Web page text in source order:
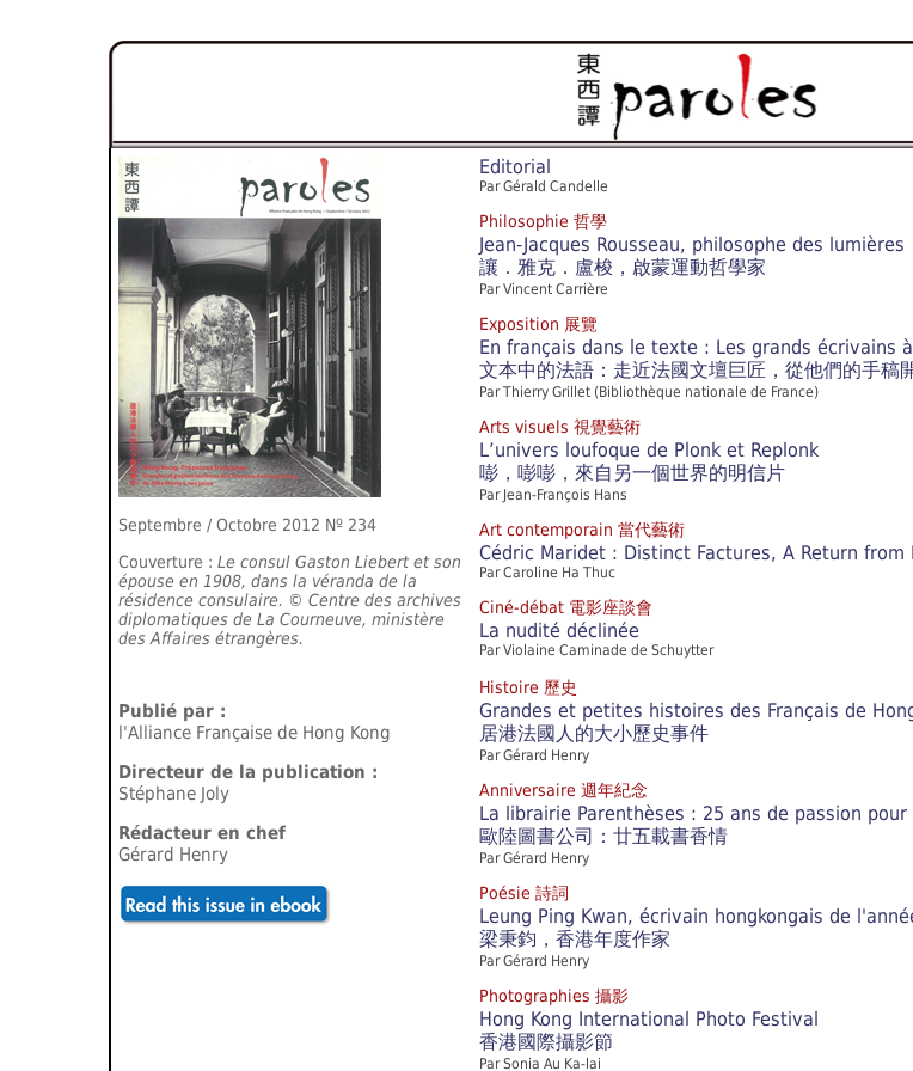
Septembre / Octobre 2012 Nº 234
Couverture : Le consul Gaston Liebert et son
épouse en 1908, dans la véranda de la
résidence consulaire. © Centre des archives
diplomatiques de La Courneuve, ministère
des Affaires étrangères.
Publié par :
l'Alliance Française de Hong Kong
Directeur de la publication :
Stéphane Joly
Rédacteur en chef
Gérard Henry
Editorial
Par Gérald Candelle
Philosophie 哲學
Jean-Jacques Rousseau, philosophe des lumières
讓．雅克．盧梭，啟蒙運動哲學家
Par Vincent Carrière
Exposition 展覽
En français dans le texte : Les grands écrivains
文本中的法語：走近法國文壇巨匠，從他們的手稿
Par Thierry Grillet (Bibliothèque nationale de France)
Arts visuels 視覺藝術
L’univers loufoque de Plonk et Replonk
嘭，嘭嘭，來自另一個世界的明信片
Par Jean-François Hans
Art contemporain 當代藝術
Cédric Maridet : Distinct Factures, A Return from
Par Caroline Ha Thuc
Ciné-débat 電影座談會
La nudité déclinée
Par Violaine Caminade de Schuytter
Histoire 歷史
Grandes et petites histoires des Français de
居港法國人的大小歷史事件
Par Gérard Henry
Anniversaire 週年紀念
La librairie Parenthèses : 25 ans de passion
歐陸圖書公司：廿五載書香情
ParGérard Henry
Poésie 詩詞
Leung Ping Kwan, écrivain hongkongais de
梁秉鈞，香港年度作家
ParGérard Henry
Photographies 攝影
Hong Kong International Photo Festival
香港國際攝影節
ParSonia Au Ka-lai